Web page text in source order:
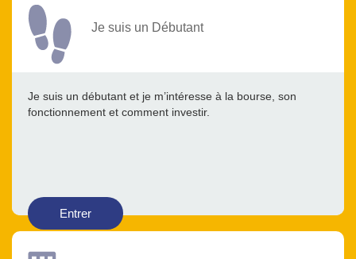
Je suis un Débutant
Je suis un débutant et je m’intéresse à la bourse, son
fonctionnement et comment investir.
Entrer